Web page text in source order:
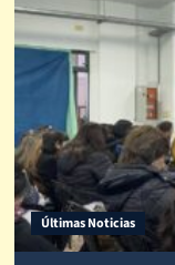
Últimas Noticias